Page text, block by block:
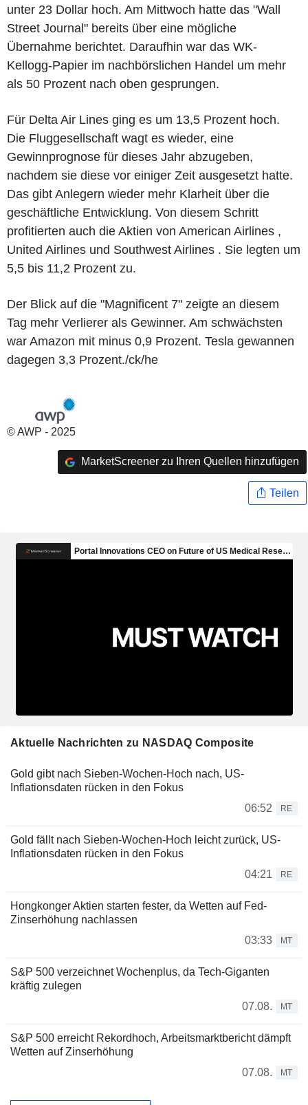
unter 23 Dollar hoch. Am Mittwoch hatte das "Wall
Street Journal" bereits über eine mögliche
Übernahme berichtet. Daraufhin war das WK-
Kellogg-Papier im nachbörslichen Handel um mehr
als 50 Prozent nach oben gesprungen.
Für Delta Air Lines ging es um 13,5 Prozent hoch.
Die Fluggesellschaft wagt es wieder, eine
Gewinnprognose für dieses Jahr abzugeben,
nachdem sie diese vor einiger Zeit ausgesetzt hatte.
Das gibt Anlegern wieder mehr Klarheit über die
geschäftliche Entwicklung. Von diesem Schritt
profitierten auch die Aktien von American Airlines ,
United Airlines und Southwest Airlines . Sie legten um
5,5 bis 11,2 Prozent zu.
Der Blick auf die "Magnificent 7" zeigte an diesem
Tag mehr Verlierer als Gewinner. Am schwächsten
war Amazon mit minus 0,9 Prozent. Tesla gewannen
dagegen 3,3 Prozent./ck/he
© AWP - 2025
MarketScreener zu Ihren Quellen hinzufügen
Teilen
Aktuelle Nachrichten zu NASDAQ Composite
Gold gibt nach Sieben-Wochen-Hoch nach, US-
Inflationsdaten rücken in den Fokus
06:52
RE
Gold fällt nach Sieben-Wochen-Hoch leicht zurück, US-
Inflationsdaten rücken in den Fokus
04:21
RE
Hongkonger Aktien starten fester, da Wetten auf Fed-
Zinserhöhung nachlassen
03:33
MT
S&P 500 verzeichnet Wochenplus, da Tech-Giganten
kräftig zulegen
07.08.
MT
S&P 500 erreicht Rekordhoch, Arbeitsmarktbericht dämpft
Wetten auf Zinserhöhung
07.08.
MT